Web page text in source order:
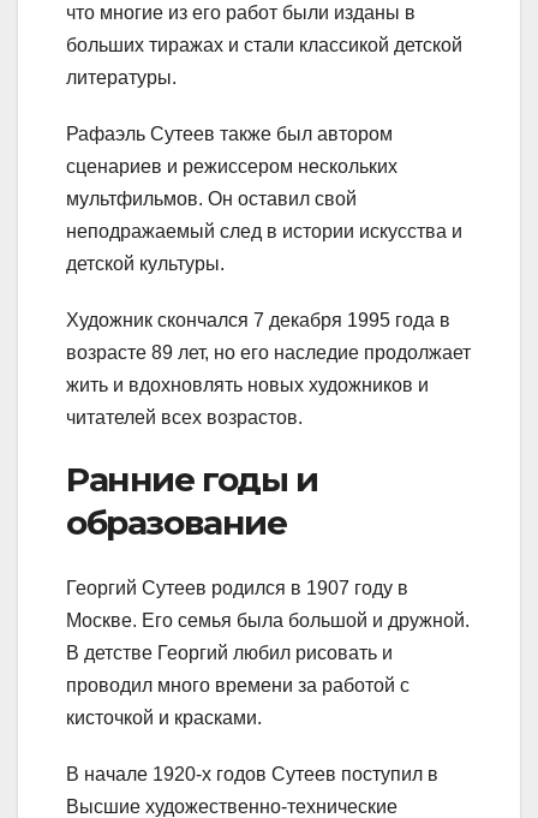
что многие из его работ были изданы в
больших тиражах и стали классикой детской
литературы.
Рафаэль Сутеев также был автором
сценариев и режиссером нескольких
мультфильмов. Он оставил свой
неподражаемый след в истории искусства и
детской культуры.
Художник скончался 7 декабря 1995 года в
возрасте 89 лет, но его наследие продолжает
жить и вдохновлять новых художников и
читателей всех возрастов.
Ранние годы и
образование
Георгий Сутеев родился в 1907 году в
Москве. Его семья была большой и дружной.
В детстве Георгий любил рисовать и
проводил много времени за работой с
кисточкой и красками.
В начале 1920-х годов Сутеев поступил в
Высшие художественно-технические